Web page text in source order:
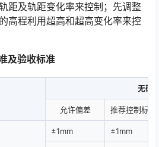
距及轨距变化率来控制；先调整
高程利用超高和超高变化率来控
及验收标准
无砟
允许偏差 推荐控制标准
±1mm ±1mm